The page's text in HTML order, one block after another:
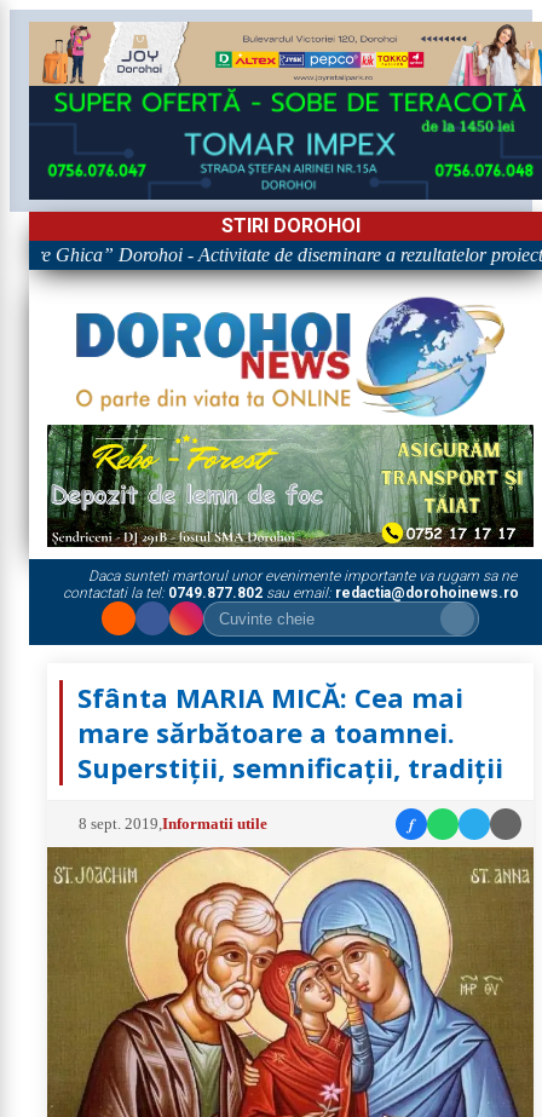
STIRI DOROHOI
Ghica” Dorohoi - Activitate de diseminare a rezultatelor
Daca sunteti martorul unor evenimente importante va rugam sa ne
contactati la tel: 0749.877.802sau email: redactia@dorohoinews.ro
Sfânta MARIA MICĂ: Cea mai
mare sărbătoare a toamnei.
Superstiții, semnificații, tradiții
8 sept. 2019 ,Informatii utile f